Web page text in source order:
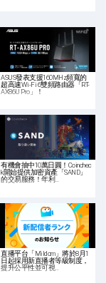
ASUS發表支援160MHz頻寬的
超高速Wi-Fi 6雙頻路由器「RT-
AX86U Pro」！
有機會抽中10萬日圓！Coinchec
k開始提供加密資產「SAND」
的交易服務！年利…
直播平台「Mildom」將於8月1
日起採用新直播者等級制度，
提升公平性並可視…